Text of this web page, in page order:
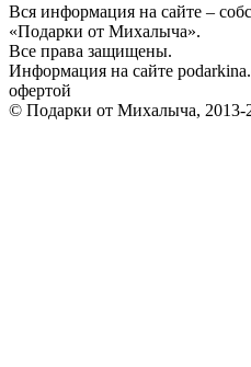
Вся информация на сайте –
«Подарки от Михалыча».
Все права защищены.
Информация на сайте
офертой
© Подарки от Михалыча, 2013-